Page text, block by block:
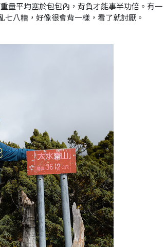
量平均塞於包包內，背負才能事半功倍。有一
七八糟，好像很會背一樣，看了就討厭。